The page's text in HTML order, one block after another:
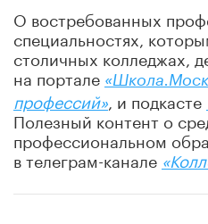
О востребованных
специальностях,
столичных колледжах,
на портале
профессий» , и подкасте
Полезный контент о
профессиональном
в телеграм-канале